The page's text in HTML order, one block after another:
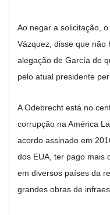
Ao negar a solicitação,
Vázquez, disse que não
alegação de García de
pelo atual presidente
A Odebrecht está no
corrupção na América
acordo assinado em
dos EUA, ter pago mais
em diversos países da
grandes obras de